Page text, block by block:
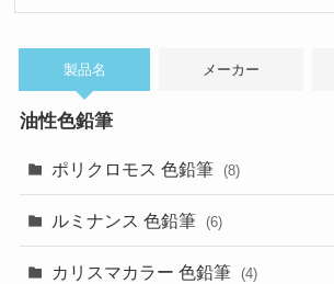
索
製品名 メーカー
油性色鉛筆
ポリクロモス 色鉛筆 (8)
ルミナンス 色鉛筆 (6)
カリスマカラー 色鉛筆 (4)